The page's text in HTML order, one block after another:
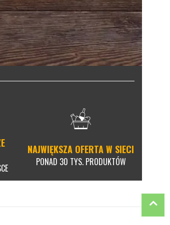
NAJWIĘKSZA OFERTA W SIECI
PONAD 30 TYS. PRODUKTÓW